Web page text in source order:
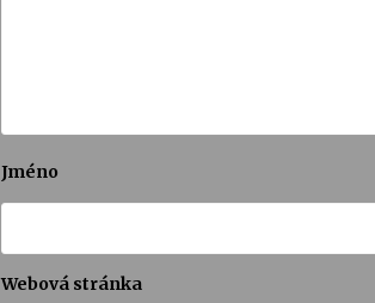
Jméno
Webová stránka